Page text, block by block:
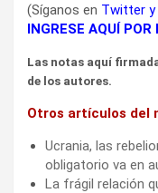
(Síganos en Twitter y
INGRESE AQUÍ
Las notas aquí
de los autores.
Otros artículos del
Ucrania, las
obligatorio va en
La frágil relación